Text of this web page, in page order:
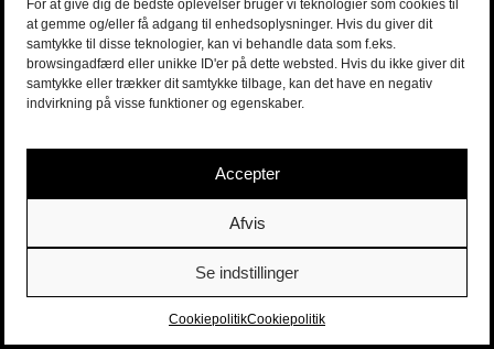
For at give dig de bedste oplevelser bruger vi teknologier som cookies til
at gemme og/eller få adgang til enhedsoplysninger. Hvis du giver dit
samtykke til disse teknologier, kan vi behandle data som f.eks.
browsingadfærd eller unikke ID'er på dette websted. Hvis du ikke giver dit
samtykke eller trækker dit samtykke tilbage, kan det have en negativ
indvirkning på visse funktioner og egenskaber.
Accepter
Afvis
Se indstillinger
CookiepolitikCookiepolitik
Senest i den fascinerende, næsten profetisk kuldslåede
pesthistorie »En fortælling om blindhed« , hvor publikum
lå på bårer med bind for øjnene.”
Det er vores publikum, der afgør, om vi løber med prisen,
Sort/Hvid | Staldgade 26-30 - 1699 Købehavn V |Billetter
|billet@sort-hvid.dk